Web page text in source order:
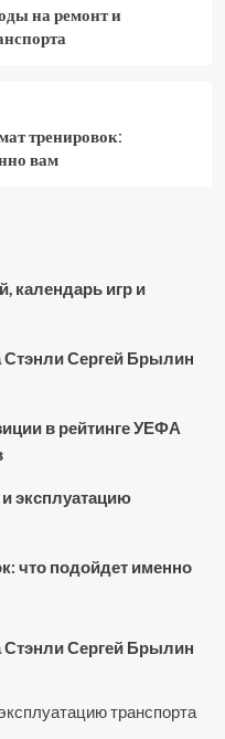
на ремонт и
тренировок:
вам
календарь игр и
Стэнли Сергей Брылин
в рейтинге УЕФА
эксплуатацию
что подойдет именно
Стэнли Сергей Брылин
транспорта